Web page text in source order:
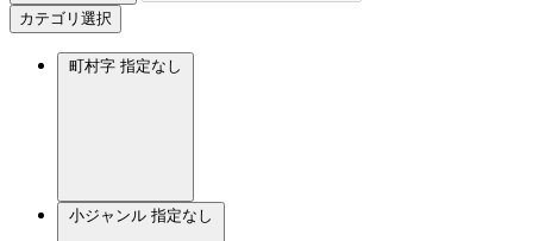
カテゴリ選択
町村字 指定なし
小ジャンル 指定なし